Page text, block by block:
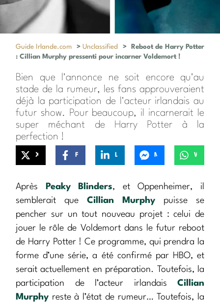
Guide Irlande.com >Unclassified >
Reboot de Harry Potter
: Cillian Murphy pressenti pour incarner Voldemort !
Bien que l'annonce ne soit encore qu'au
stade de la rumeur, les fans approuveraient
déjà la participation de l'acteur irlandais au
futur show. Pour beaucoup, il incarnerait le
super méchant de Harry Potter à la
perfection !
Après Peaky Blinders, et Oppenheimer, il
semblerait que Cillian Murphy puisse se
pencher sur un tout nouveau projet : celui de
jouer le rôle de Voldemort dans le futur reboot
de Harry Potter ! Ce programme, qui prendra la
forme d’une série, a été confirmé par HBO, et
serait actuellement en préparation. Toutefois, la
participation de l’acteur irlandais Cillian
Murphy reste à l’état de rumeur… Toutefois, la